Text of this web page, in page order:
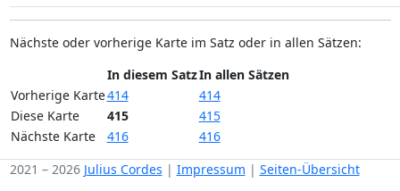
Nächste oder vorherige Karte im Satz oder in allen Sätzen:
In diesem SatzIn allen Sätzen
Vorherige Karte414
414
Diese Karte
415
415
Nächste Karte
416
416
2021 – 2026 Julius Cordes | Impressum | Seiten-Übersicht